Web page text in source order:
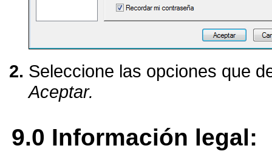
Seleccione las opciones que
Aceptar.
9.0 Información legal: